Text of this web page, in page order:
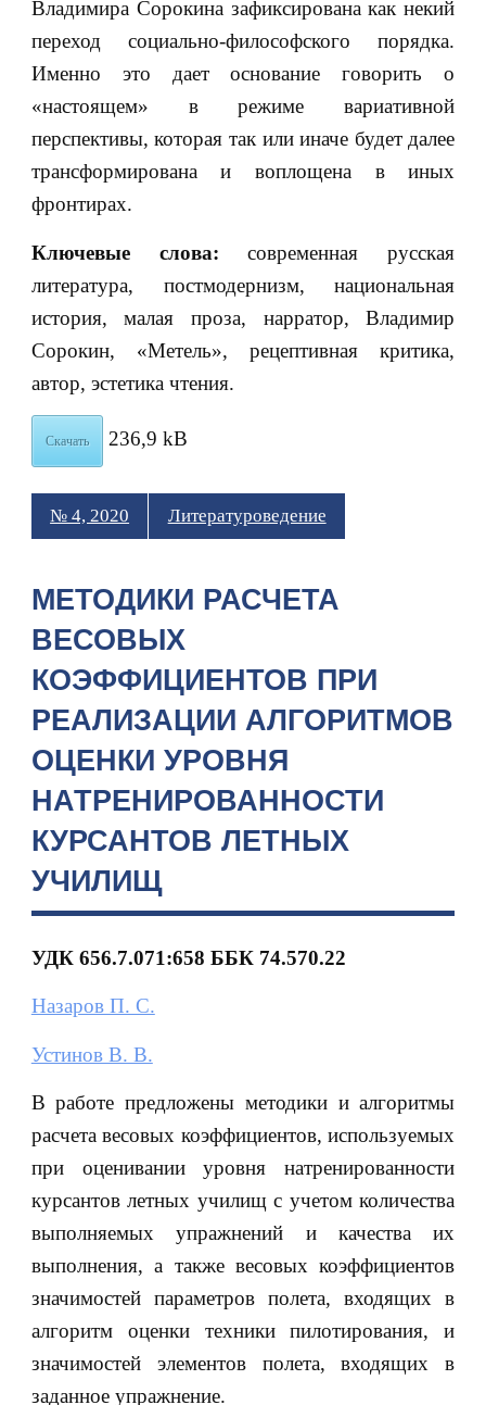
Владимира Сорокина зафиксирована как некий
переход социально-философского порядка.
Именно это дает основание говорить о
«настоящем» в режиме вариативной
перспективы, которая так или иначе будет далее
трансформирована и воплощена в иных
фронтирах.
Ключевые слова:современная русская
литература, постмодернизм, национальная
история, малая проза, нарратор, Владимир
Сорокин, «Метель», рецептивная критика,
автор, эстетика чтения.
Скачать 236,9 kB
№ 4, 2020 Литературоведение
МЕТОДИКИ РАСЧЕТА
ВЕСОВЫХ
КОЭФФИЦИЕНТОВ ПРИ
РЕАЛИЗАЦИИ АЛГОРИТМОВ
ОЦЕНКИ УРОВНЯ
НАТРЕНИРОВАННОСТИ
КУРСАНТОВ ЛЕТНЫХ
УЧИЛИЩ
УДК 656.7.071:658 ББК 74.570.22
Назаров П. С.
Устинов В. В.
В работе предложены методики и алгоритмы
расчета весовых коэффициентов, используемых
при оценивании уровня натренированности
курсантов летных училищ с учетом количества
выполняемых упражнений и качества их
выполнения, а также весовых коэффициентов
значимостей параметров полета, входящих в
алгоритм оценки техники пилотирования, и
значимостей элементов полета, входящих в
заданное упражнение.